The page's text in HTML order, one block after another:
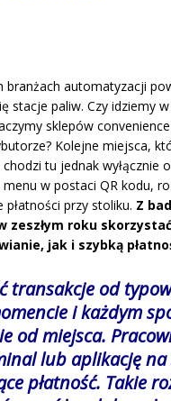
branżach automatyzacji
stacje paliw. Czy idziemy
sklepów
Kolejne miejsca,
tu jednak wyłącznie
w postaci QR kodu,
przy stoliku. Z
roku
jak i szybką
transakcje od
i każdym
od miejsca.
lub aplikację
płatność. Takie